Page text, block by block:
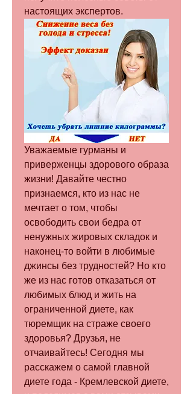
настоящих экспертов.
Уважаемые гурманы и
приверженцы здорового образа
жизни! Давайте честно
признаемся, кто из нас не
мечтает о том, чтобы
освободить свои бедра от
ненужных жировых складок и
наконец-то войти в любимые
джинсы без трудностей? Но кто
же из нас готов отказаться от
любимых блюд и жить на
ограниченной диете, как
тюремщик на страже своего
здоровья? Друзья, не
отчаивайтесь! Сегодня мы
расскажем о самой главной
диете года - Кремлевской диете,